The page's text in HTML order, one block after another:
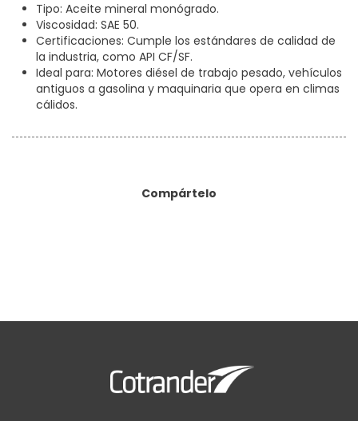
Tipo: Aceite mineral monógrado.
Viscosidad: SAE 50.
Certificaciones: Cumple los estándares de calidad de
la industria, como API CF/SF.
Ideal para: Motores diésel de trabajo pesado, vehículos
antiguos a gasolina y maquinaria que opera en climas
cálidos.
Compártelo